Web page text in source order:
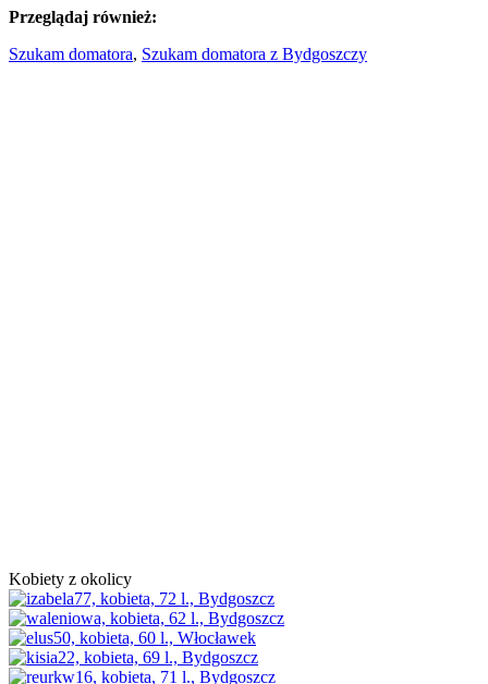
Przeglądaj również:
Szukam domatora, Szukam domatora z Bydgoszczy
Kobiety z okolicy